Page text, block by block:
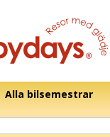
Alla bilsemestrar